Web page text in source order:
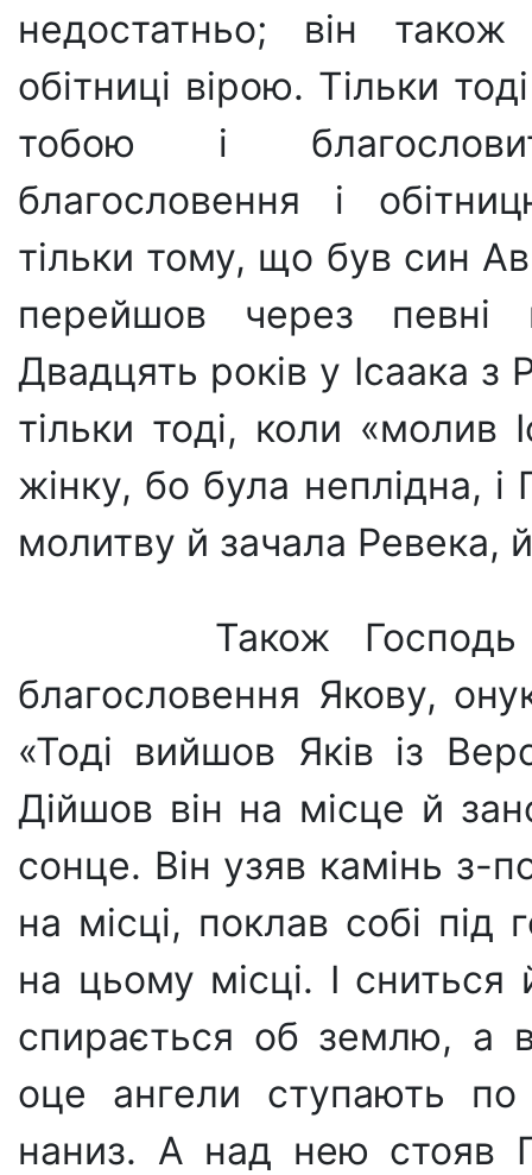
недостатньо; він
обітниці вірою. Тільки
тобою і
благословення і
тільки тому, що був син
перейшов через певні
Двадцять років у Ісаака з
тільки тоді, коли «молив
жінку, бо була неплідна, і
молитву й зачала Ревека,
Також Господь
благословення Якову,
«Тоді вийшов Яків із
Дійшов він на місце й
сонце. Він узяв камінь з-
на місці, поклав собі під
на цьому місці. І
спирається об землю, а
оце ангели ступають
наниз. А над нею стояв